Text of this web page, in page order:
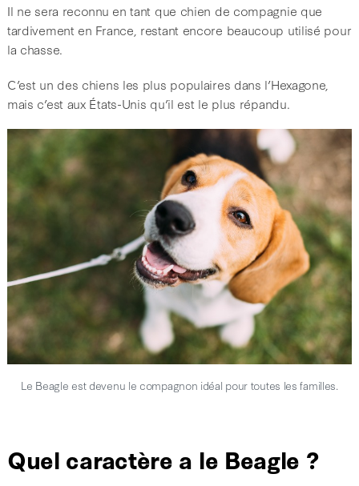
Il ne sera reconnu en tant que chien de compagnie que
tardivement en France, restant encore beaucoup utilisé pour
la chasse.
C’est un des chiens les plus populaires dans l’Hexagone,
mais c’est aux États-Unis qu’il est le plus répandu.
Le Beagle est devenu le compagnon idéal pour toutes les familles.
Quel caractère a le Beagle ?